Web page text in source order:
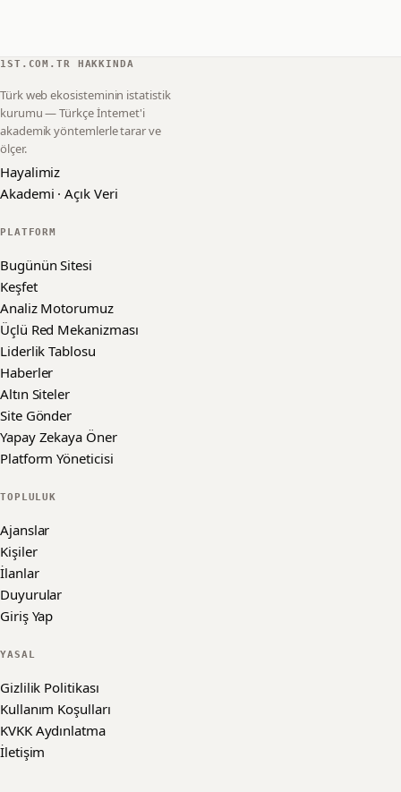
1ST.COM.TR HAKKINDA
Türk web ekosisteminin istatistik
kurumu — Türkçe İnternet'i
akademik yöntemlerle tarar ve
ölçer.
Hayalimiz
Akademi · Açık Veri
PLATFORM
Bugünün Sitesi
Keşfet
Analiz Motorumuz
Üçlü Red Mekanizması
Liderlik Tablosu
Haberler
Altın Siteler
Site Gönder
Yapay Zekaya Öner
Platform Yöneticisi
TOPLULUK
Ajanslar
Kişiler
İlanlar
Duyurular
Giriş Yap
YASAL
Gizlilik Politikası
Kullanım Koşulları
KVKK Aydınlatma
İletişim